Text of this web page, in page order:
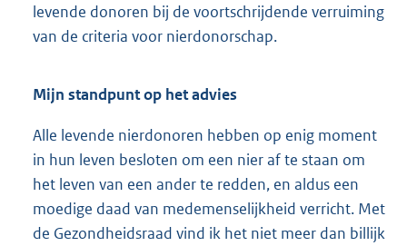
levende donoren bij de voortschrijdende verruiming
van de criteria voor nierdonorschap.
Mijn standpunt op het advies
Alle levende nierdonoren hebben op enig moment
in hun leven besloten om een nier af te staan om
het leven van een ander te redden, en aldus een
moedige daad van medemenselijkheid verricht. Met
de Gezondheidsraad vind ik het niet meer dan billijk